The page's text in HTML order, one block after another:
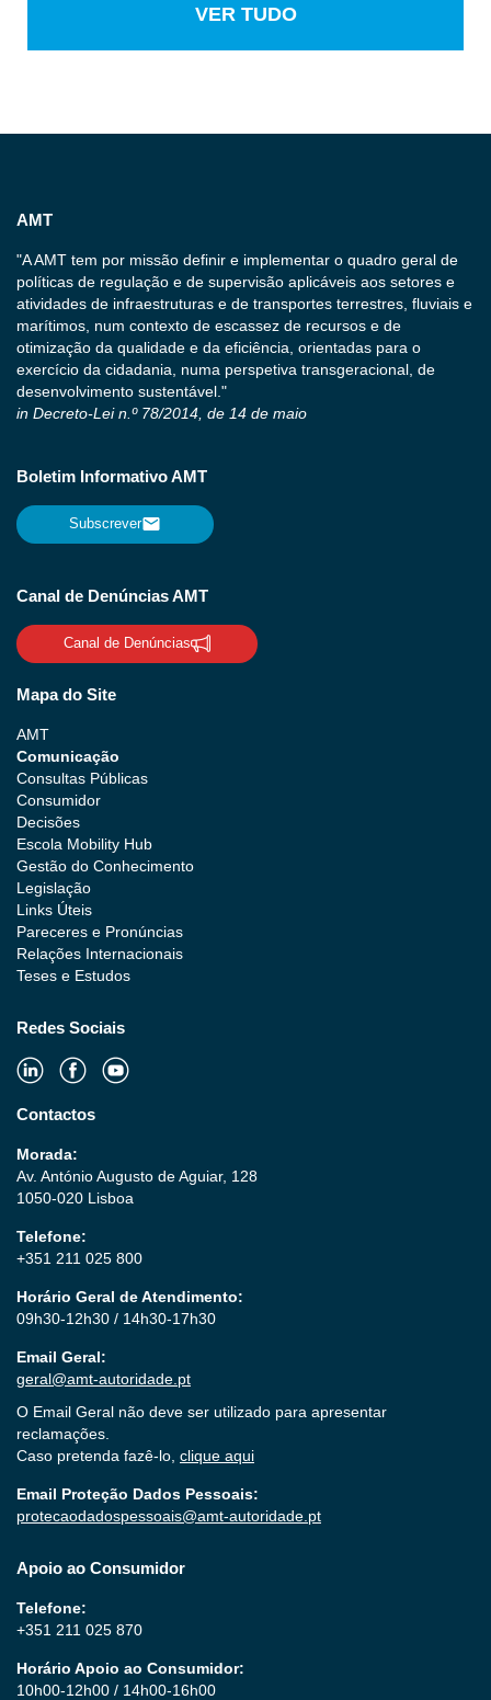
VER TUDO
AMT
"A AMT tem por missão definir e implementar o quadro geral de
políticas de regulação e de supervisão aplicáveis aos setores e
atividades de infraestruturas e de transportes terrestres, fluviais e
marítimos, num contexto de escassez de recursos e de
otimização da qualidade e da eficiência, orientadas para o
exercício da cidadania, numa perspetiva transgeracional, de
desenvolvimento sustentável."
in Decreto-Lei n.º 78/2014, de 14 de maio
Boletim Informativo AMT
Subscrever
Canal de Denúncias AMT
Canal de Denúncias
Mapa do Site
AMT
Comunicação
Consultas Públicas
Consumidor
Decisões
Escola Mobility Hub
Gestão do Conhecimento
Legislação
Links Úteis
Pareceres e Pronúncias
Relações Internacionais
Teses e Estudos
Redes Sociais
Contactos
Morada:
Av. António Augusto de Aguiar, 128
1050-020 Lisboa
Telefone:
+351 211 025 800
Horário Geral de Atendimento:
09h30-12h30 / 14h30-17h30
Email Geral:
geral@amt-autoridade.pt
O Email Geral não deve ser utilizado para apresentar
reclamações.
Caso pretenda fazê-lo, clique aqui
Email Proteção Dados Pessoais:
protecaodadospessoais@amt-autoridade.pt
Apoio ao Consumidor
Telefone:
+351 211 025 870
Horário Apoio ao Consumidor:
10h00-12h00 / 14h00-16h00